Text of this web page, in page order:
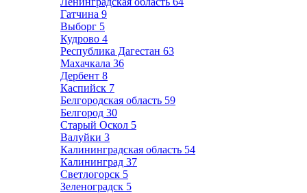
Гатчина 9
Выборг 5
Кудрово 4
Республика Дагестан 63
Махачкала 36
Дербент 8
Каспийск 7
Белгородская область 59
Белгород 30
Старый Оскол 5
Валуйки 3
Калининградская область 54
Калининград 37
Светлогорск 5
Зеленоградск 5